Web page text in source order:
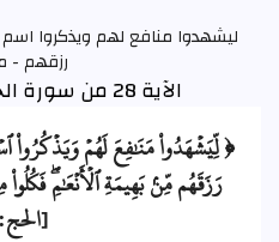
ليشهدوا منافع لهم ويذكروا
رزقهم -
الآية 28 من سورة الحج
﴿ لِّيَشۡهَدُواْ مَنَٰفِعَ لَهُمۡ وَيَذۡكُرُواْ
رَزَقَهُم مِّنۢ بَهِيمَةِ ٱلۡأَنۡعَٰمِۖ فَكُلُواْ
[الحج: 28]